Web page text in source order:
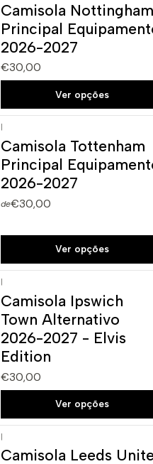
Novo
Camisola Nottingham
Principal
2026-2027
€30,00
Ver opções
Novo
|
Camisola Tottenham
Principal
2026-2027
de€30,00
Ver opções
|
Camisola Ipswich
Town Alternativo
2026-2027 - Elvis
Edition
€30,00
Ver opções
|
Camisola Leeds